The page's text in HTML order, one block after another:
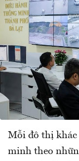
Mỗi đô thị
minh theo